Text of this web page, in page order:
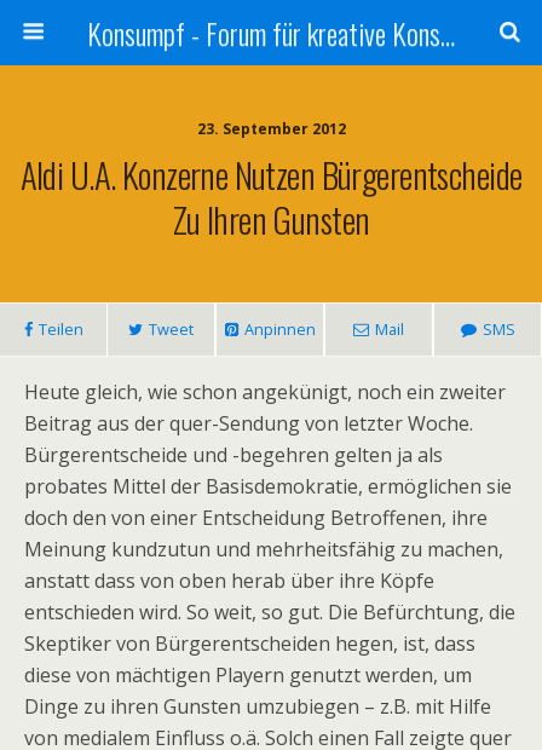
Konsumpf - Forum für kreative Konsumkritik - Culture Jamming, Nachhaltigkeit, Konzernkritik, Adbusting
23. September 2012
Aldi U.a. Konzerne Nutzen Bürgerentscheide
Zu Ihren Gunsten
Teilen Tweet Anpinnen Mail SMS
Heute gleich, wie schon angekünigt, noch ein zweiter
Beitrag aus der quer-Sendung von letzter Woche.
Bürgerentscheide und -begehren gelten ja als
probates Mittel der Basisdemokratie, ermöglichen sie
doch den von einer Entscheidung Betroffenen, ihre
Meinung kundzutun und mehrheitsfähig zu machen,
anstatt dass von oben herab über ihre Köpfe
entschieden wird. So weit, so gut. Die Befürchtung, die
Skeptiker von Bürgerentscheiden hegen, ist, dass
diese von mächtigen Playern genutzt werden, um
Dinge zu ihren Gunsten umzubiegen – z.B. mit Hilfe
von medialem Einfluss o.ä. Solch einen Fall zeigte quer